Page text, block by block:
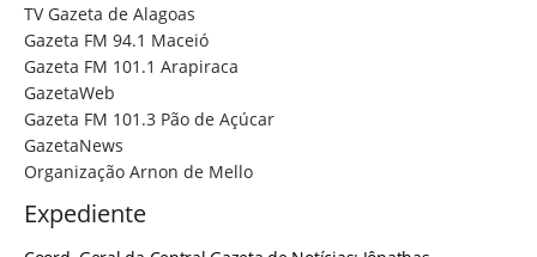
TV Gazeta de Alagoas
Gazeta FM 94.1 Maceió
Gazeta FM 101.1 Arapiraca
GazetaWeb
Gazeta FM 101.3 Pão de Açúcar
GazetaNews
Organização Arnon de Mello
Expediente